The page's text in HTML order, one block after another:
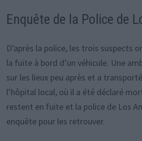
Enquête de la Police de
D’après la police, les trois suspects
la fuite à bord d’un véhicule. Une
sur les lieux peu après et a
l’hôpital local, où il a été déclaré
restent en fuite et la police de Los
enquête pour les retrouver.